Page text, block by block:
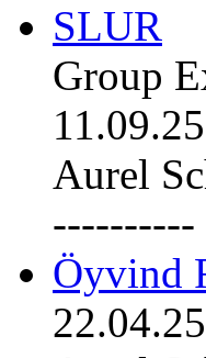
SLUR
Group
11.09.25
Aurel
----------
Öyvind
22.04.25